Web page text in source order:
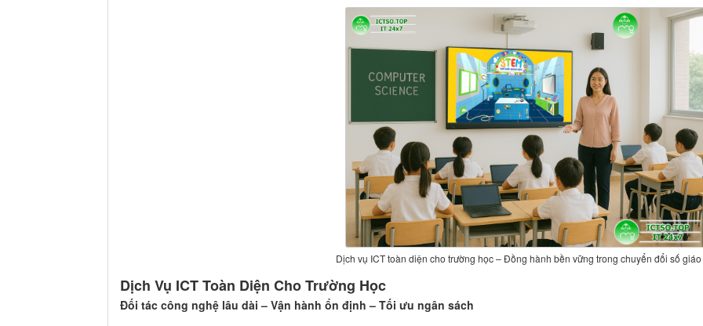
Dịch vụ ICT toàn diện cho trường học – Đồng hành bền vững trong chuyển đổi số
Dịch Vụ ICT Toàn Diện Cho Trường Học
Đối tác công nghệ lâu dài – Vận hành ổn định – Tối ưu ngân sách